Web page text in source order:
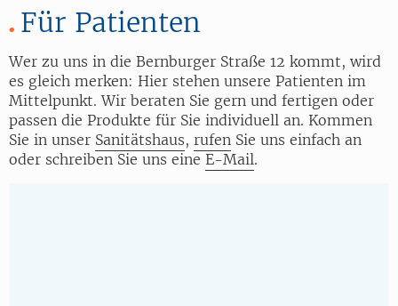
Für Patienten
Wer zu uns in die Bernburger Straße 12 kommt, wird
es gleich merken: Hier stehen unsere Patienten im
Mittelpunkt. Wir beraten Sie gern und fertigen oder
passen die Produkte für Sie individuell an. Kommen
Sie in unser Sanitätshaus, rufen Sie uns einfach an
oder schreiben Sie uns eine E-Mail.